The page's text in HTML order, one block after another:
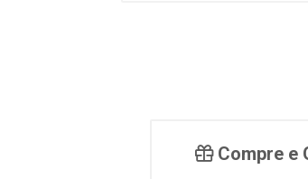
Compre e